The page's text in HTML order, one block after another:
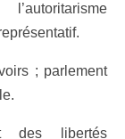
; parlement
des libertés